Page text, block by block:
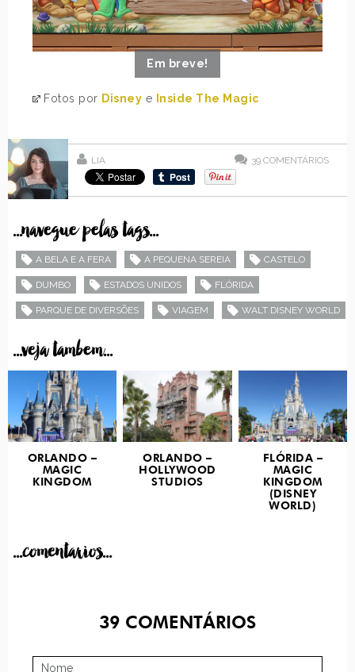
Em breve!
Fotos por Disney e Inside The Magic
LIA 39 COMENTÁRIOS
...navegue pelas tags...
A BELA E A FERA A PEQUENA SEREIA CASTELO
DUMBO ESTADOS UNIDOS FLÓRIDA
PARQUE DE DIVERSÕES VIAGEM WALT DISNEY WORLD
...veja tambem...
ORLANDO –
MAGIC
KINGDOM
ORLANDO –
HOLLYWOOD
STUDIOS
FLÓRIDA –
MAGIC
KINGDOM
(DISNEY
WORLD)
...comentarios...
39 COMENTÁRIOS